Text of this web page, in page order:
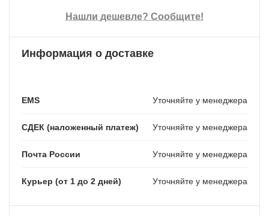
Нашли дешевле? Сообщите!
Информация о доставке
EMS Уточняйте у менеджера
СДЕК (наложенный платеж) Уточняйте у менеджера
Почта России Уточняйте у менеджера
Курьер (от 1 до 2 дней) Уточняйте у менеджера